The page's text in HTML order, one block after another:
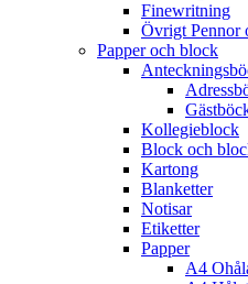
Finewritning
Övrigt Pennor
Papper och block
Kollegieblock
Block och
Kartong
Blanketter
Notisar
Etiketter
Papper
A4